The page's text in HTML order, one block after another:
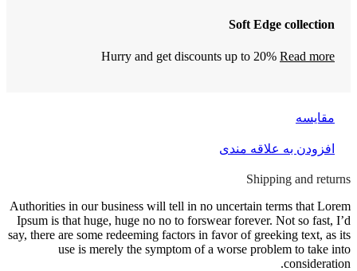
Soft Edge collection
Hurry and get discounts up to 20% Read more
مقایسه
افزودن به علاقه مندی
Shipping and returns
Authorities in our business will tell in no uncertain terms that Lorem
Ipsum is that huge, huge no no to forswear forever. Not so fast, I’d
say, there are some redeeming factors in favor of greeking text, as its
use is merely the symptom of a worse problem to take into
consideration.